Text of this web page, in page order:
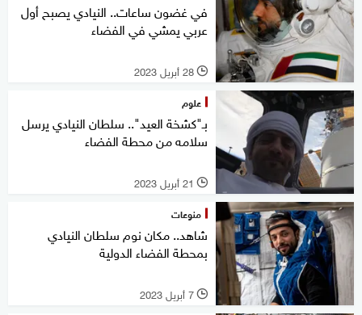
في غضون ساعات.. النيادي يصبح أول
عربي يمشي في الفضاء
l 28 أبريل 2023
علوم
بـ"كشخة العيد".. سلطان النيادي يرسل
سلامه من محطة الفضاء
l 21 أبريل 2023
منوعات
شاهد.. مكان نوم سلطان النيادي
بمحطة الفضاء الدولية
l 7 أبريل 2023